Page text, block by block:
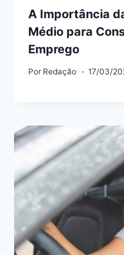
A Importância
Médio para
Emprego
Por Redação 17/03/